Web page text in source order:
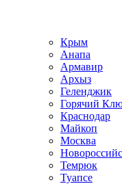
Крым
Анапа
Армавир
Архыз
Геленджик
Горячий
Краснодар
Майкоп
Москва
Темрюк
Туапсе